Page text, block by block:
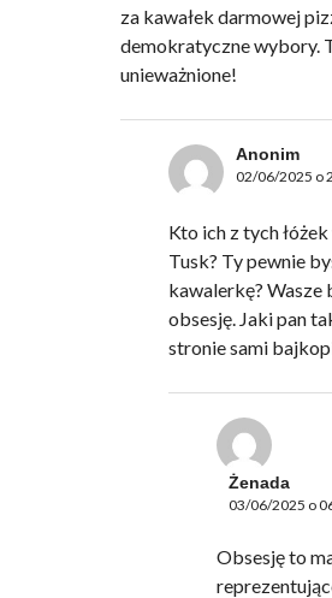
za kawałek darmowej
demokratyczne wybory.
unieważnione!
Anonim
02/06/2025 o
Kto ich z tych
Tusk? Ty pewnie
kawalerkę? Wasze
obsesję. Jaki pan
stronie sami
Żenada
03/06/2025 o
Obsesję to